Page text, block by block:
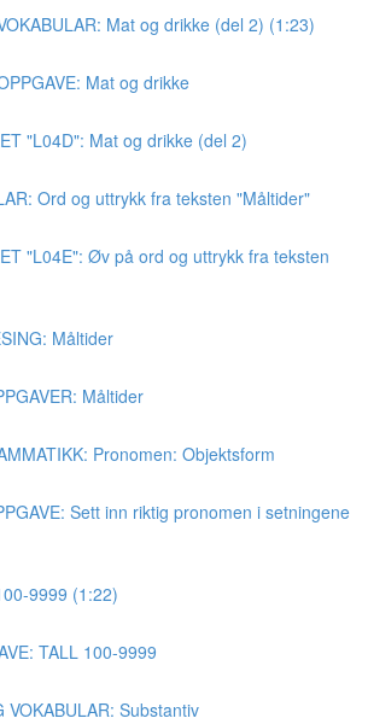
Mat og drikke (del 2) (1:23)
Mat og drikke
"L04D": Mat og drikke (del 2)
Ord og uttrykk fra teksten "Måltider"
"L04E": Øv på ord og uttrykk fra teksten
Måltider
Måltider
Pronomen: Objektsform
Sett inn riktig pronomen i setningene
9999 (1:22)
TALL 100-9999
VOKABULAR: Substantiv